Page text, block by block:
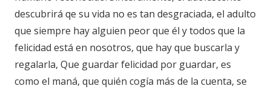
descubrirá qe su vida no es tan desgraciada, el adulto
que siempre hay alguien peor que él y todos que la
felicidad está en nosotros, que hay que buscarla y
regalarla, Que guardar felicidad por guardar, es
como el maná, que quién cogía más de la cuenta, se